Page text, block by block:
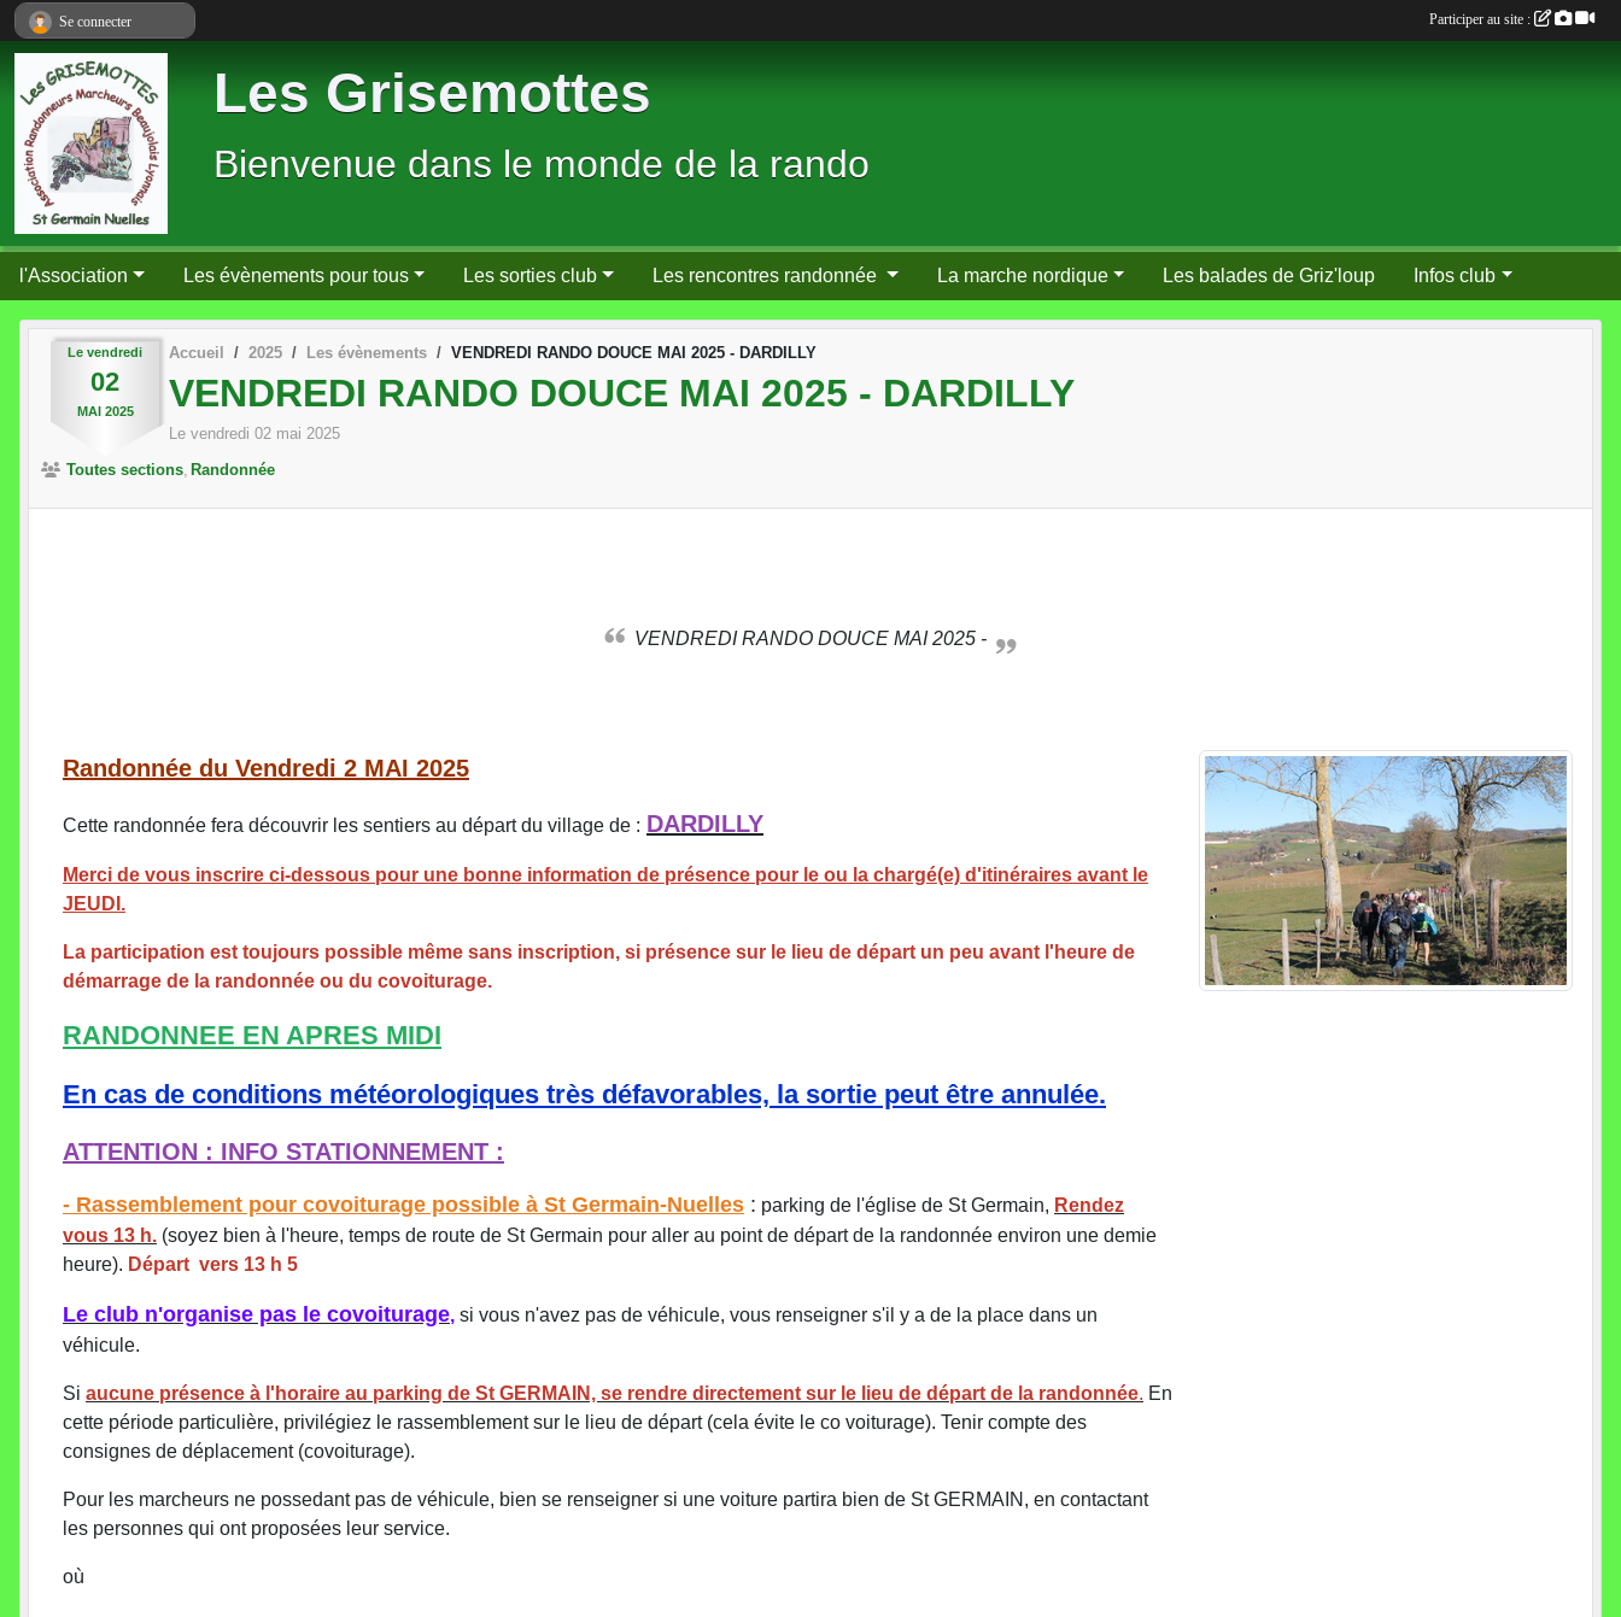
Les Grisemottes
Bienvenue dans le monde de la rando
l'Association Les évènements pour tous Les sorties club Les rencontres randonnée La marche nordique Les balades de Griz'loup Infos club
Le vendredi
02
MAI 2025
Accueil 2025 Les évènements VENDREDI RANDO DOUCE MAI 2025 - DARDILLY
VENDREDI RANDO DOUCE MAI 2025 - DARDILLY
Le vendredi 02 mai 2025
Toutes sections Randonnée
VENDREDI RANDO DOUCE MAI 2025 -
Randonnée du Vendredi 2 MAI 2025
Cette randonnée fera découvrir les sentiers au départ du village de : DARDILLY
Merci de vous inscrire ci-dessous pour une bonne information de présence pour le ou la chargé(e) d'itinéraires avant le
JEUDI.
La participation est toujours possible même sans inscription, si présence sur le lieu de départ un peu avant l'heure de
démarrage de la randonnée ou du covoiturage.
RANDONNEE EN APRES MIDI
En cas de conditions météorologiques très défavorables, la sortie peut être annulée.
ATTENTION : INFO STATIONNEMENT :
- Rassemblement pour covoiturage possible à St Germain-Nuelles : parking de l'église de St Germain, Rendez
vous 13 h. (soyez bien à l'heure, temps de route de St Germain pour aller au point de départ de la randonnée environ une demie
heure). Départ vers 13 h 5
Le club n'organise pas le covoiturage, si vous n'avez pas de véhicule, vous renseigner s'il y a de la place dans un
véhicule.
Si aucune présence à l'horaire au parking de St GERMAIN, se rendre directement sur le lieu de départ de la randonnée. En
cette période particulière, privilégiez le rassemblement sur le lieu de départ (cela évite le co voiturage). Tenir compte des
consignes de déplacement (covoiturage).
Pour les marcheurs ne possedant pas de véhicule, bien se renseigner si une voiture partira bien de St GERMAIN, en contactant
les personnes qui ont proposées leur service.
où
Se connecter Participer au site :
Panneau de gestion des cookies